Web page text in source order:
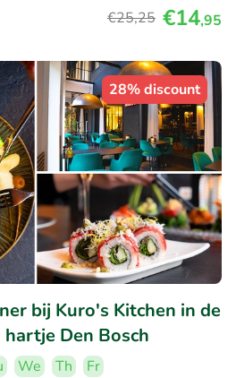
€25,25 €14,95
28% discount
bij Kuro's Kitchen in de
Den Bosch
We Th
Fr